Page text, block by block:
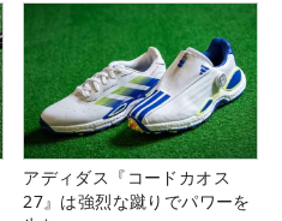
アディダス『コードカオス
27』は強烈な蹴りでパワーを